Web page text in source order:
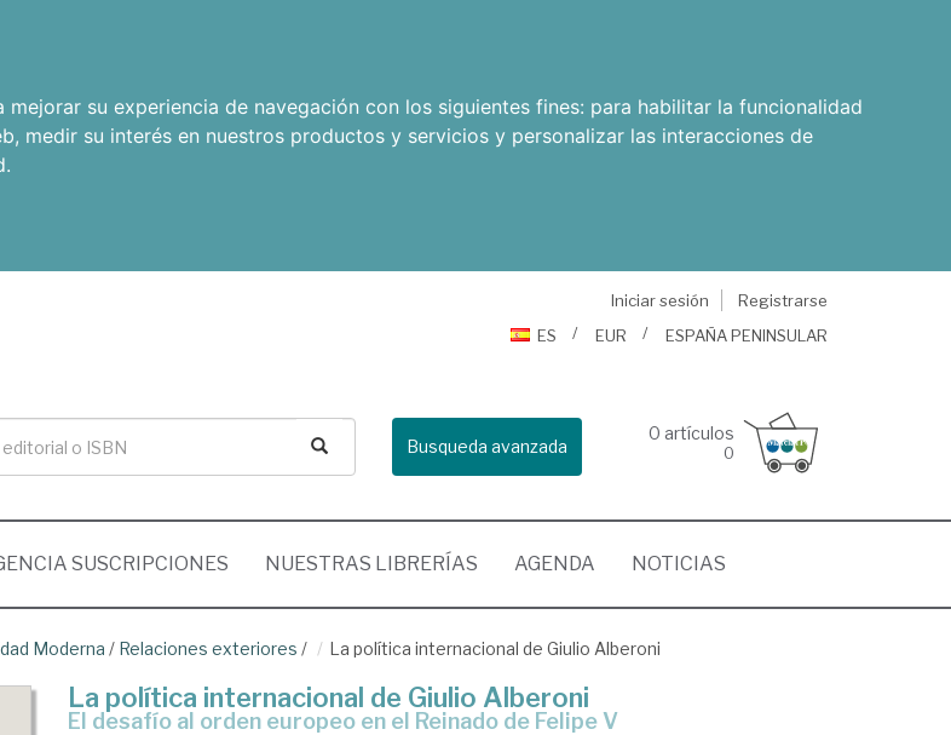
su experiencia de navegación con los siguientes fines: para habilitar la funcionalidad
, medir su interés en nuestros productos y servicios y personalizar las interacciones de
.
Iniciar sesión
Registrarse
ES
EUR ESPAÑA PENINSULAR
Busqueda avanzada
0 artículos
0
SUSCRIPCIONES NUESTRAS LIBRERÍAS AGENDA NOTICIAS
Moderna / Relaciones exteriores / La política internacional de Giulio Alberoni
La política internacional de Giulio Alberoni
el desafío al orden europeo en el Reinado de Felipe V